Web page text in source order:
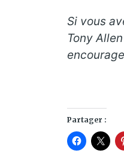
Si vous
Tony
Partager :